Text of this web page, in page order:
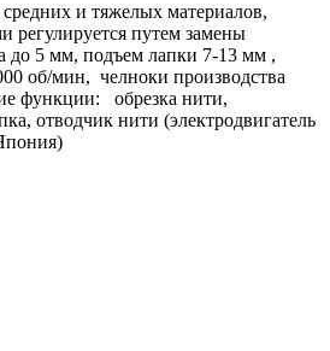
и тяжелых материалов,
регулируется путем замены
до 5 мм, подъем лапки 7-13 мм ,
об/мин, челноки производства
функции: обрезка нити,
отводчик нити (электродвигатель